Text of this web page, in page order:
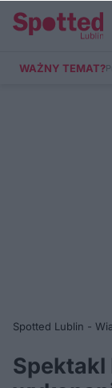
WAŻNY TEMAT?
Spotted Lublin -
Spektakl